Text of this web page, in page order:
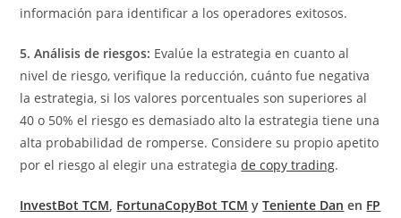
información para identificar a los operadores exitosos.
5. Análisis de riesgos: Evalúe la estrategia en cuanto al
nivel de riesgo, verifique la reducción, cuánto fue negativa
la estrategia, si los valores porcentuales son superiores al
40 o 50% el riesgo es demasiado alto la estrategia tiene una
alta probabilidad de romperse. Considere su propio apetito
por el riesgo al elegir una estrategiade copy trading.
InvestBot TCM, FortunaCopyBot TCM yTeniente Dan en FP